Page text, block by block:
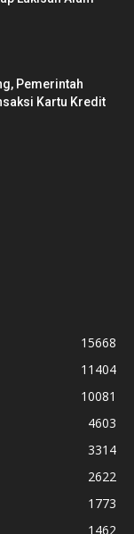
Pemerintah
Kartu Kredit
15668
11404
10081
4603
3314
2622
1773
1462